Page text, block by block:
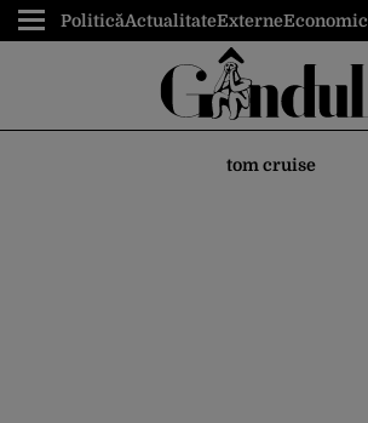
PoliticăActualitateExterneEconomic
tom cruise